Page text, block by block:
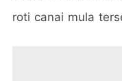
roti canai mula